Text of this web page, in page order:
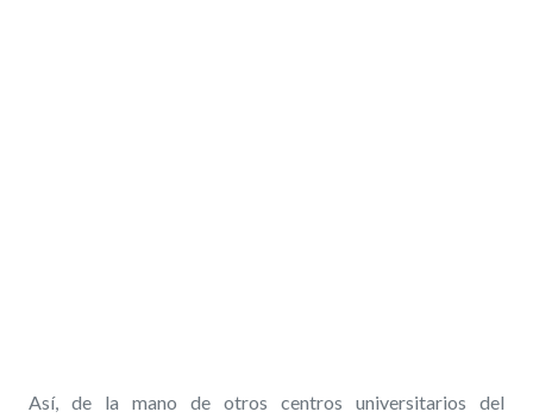
Así, de la mano de otros centros universitarios del